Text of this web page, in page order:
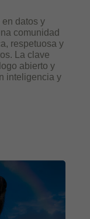
datos y
comunidad
respetuosa y
La clave
abierto y
inteligencia y